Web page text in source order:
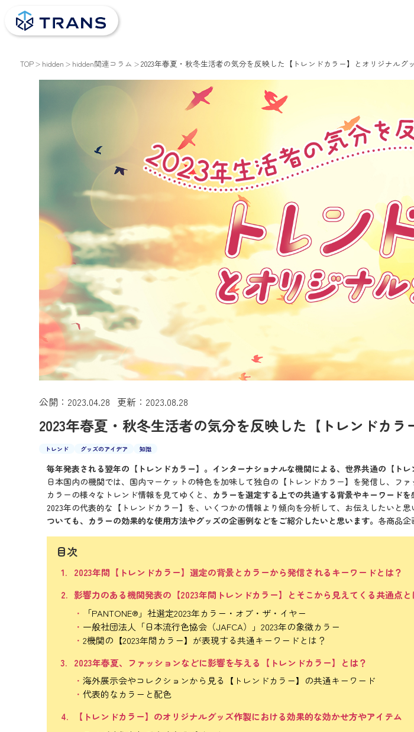
TOP hidden hidden関連コラム 2023年春夏・秋冬生活者の気分を反映した【トレンドカラー】とオリジナルグ
公開：2023.04.28 更新：2023.08.28
2023年春夏・秋冬生活者の気分を反映した【トレンドカ
トレンド グッズのアイデア 知識
毎年発表される翌年の【トレンドカラー】。インターナショナルな機関による、世界共通の【ト
日本国内の機関では、国内マーケットの特色を加味して独自の【トレンドカラー】を発信し、フ
カラーの様々なトレンド情報を見てゆくと、 カラーを選定する上での共通する背景やキーワード
2023年の代表的な【トレンドカラー】を、いくつかの情報より傾向を分析して、お伝えしたいと思
ついても、カラーの効果的な使用方法やグッズの企画例などをご紹介したいと思います。各商品企
目次
2023年間【トレンドカラー】選定の背景とカラーから発信されるキーワードとは？
影響力のある機関発表の【2023年間トレンドカラー】とそこから見えてくる共通点と
「PANTONE®」社選定2023年カラー・オブ・ザ・イヤー
一般社団法人「日本流行色協会（JAFCA）」2023年の象徴カラー
2機関の【2023年間カラー】が表現する共通キーワードとは？
2023年春夏、ファッションなどに影響を与える【トレンドカラー】とは？
海外展示会やコレクションから見る【トレンドカラー】の共通キーワード
代表的なカラーと配色
【トレンドカラー】のオリジナルグッズ作製における効果的な効かせ方やアイテム